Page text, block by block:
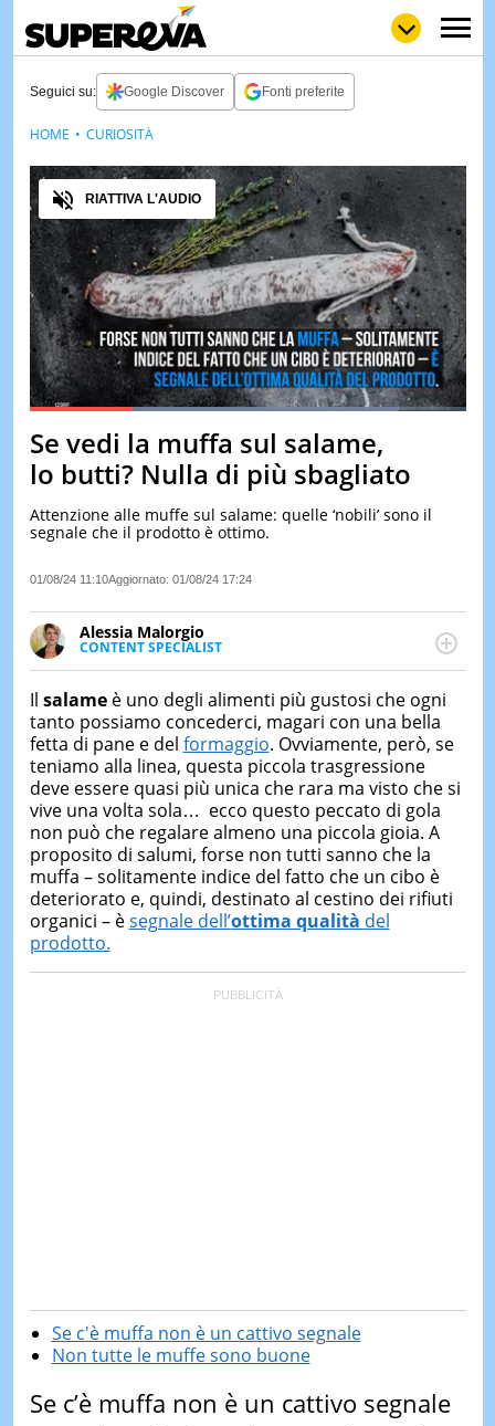
LOLGULP
LOVE
WOW
POP
NEWS
STORIE
VIDEO
& TV
QUIZ
&
TEST
DI
IERI
Seguici su: Google Discover Fonti preferite
Pause Unmute
Loaded:84.62%
Audio
RIATTIVA L'AUDIO
Se vedi la muffa sul salame,
lo butti? Nulla di più sbagliato
Attenzione alle muffe sul salame: quelle ‘nobili’ sono il
segnale che il prodotto è ottimo.
01/08/24 11:10Aggiornato: 01/08/24 17:24
Alessia Malorgio
CONTENT SPECIALIST
Ha conseguito un Master in Marketing Management
e Google Digital Training su Marketing digitale. Si
occupa della creazione di contenuti in ottica SEO e
dello sviluppo di strategie marketing attraverso
canali digitali.
HOME CURIOSITÀ
Il salameè uno degli alimenti più gustosi che ogni
tanto possiamo concederci, magari con una bella
fetta di pane e del formaggio. Ovviamente, però, se
teniamo alla linea, questa piccola trasgressione
deve essere quasi più unica che rara ma visto che si
vive una volta sola… ecco questo peccato di gola
non può che regalare almeno una piccola gioia. A
proposito di salumi, forse non tutti sanno che la
muffa – solitamente indice del fatto che un cibo è
deteriorato e, quindi, destinato al cestino dei rifiuti
organici – èsegnale dell’ottima qualità del
prodotto.
Se c'è muffa non è un cattivo segnale
Non tutte le muffe sono buone
Se c’è muffa non è un cattivo segnale